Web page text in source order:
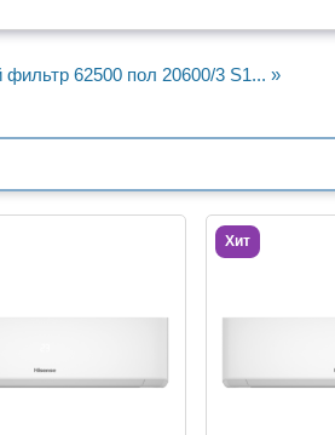
62500 пол 20600/3 S1... »
Хит